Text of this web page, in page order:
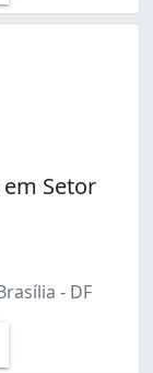
em Setor
- DF